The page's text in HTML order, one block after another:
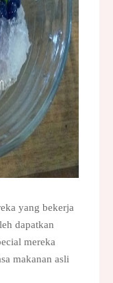
yang bekerja
dapatkan
mereka
makanan asli